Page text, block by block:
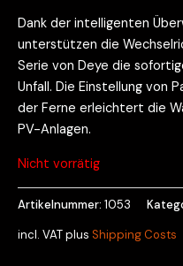
Dank der intelligenten
unterstützen die
Serie von Deye die
Unfall. Die Einstellung von
der Ferne erleichtert die
PV-Anlagen.
Nicht vorrätig
Artikelnummer: 1053
incl. VATplus Shipping Costs